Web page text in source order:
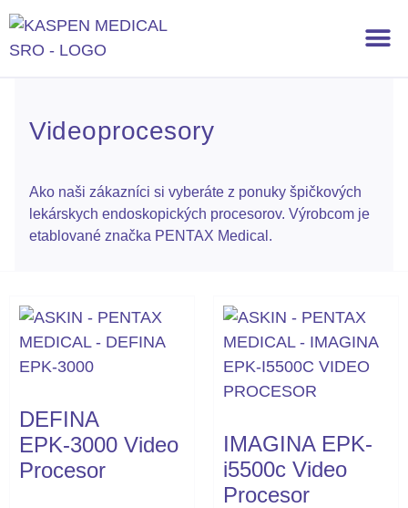
Videoprocesory
Ako naši zákazníci si vyberáte z ponuky špičkových
lekárskych endoskopických procesorov. Výrobcom je
etablované značka PENTAX Medical.
DEFINA
EPK‑3000 Video
Procesor
IMAGINA EPK-
i5500c Video
Procesor